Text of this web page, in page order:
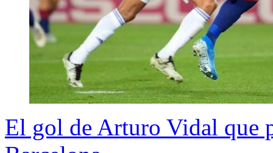
El gol de Arturo Vidal que